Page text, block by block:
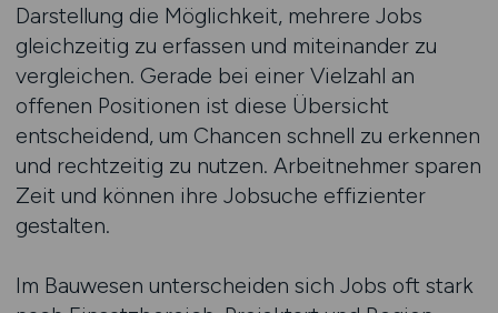
Darstellung die Möglichkeit, mehrere Jobs
gleichzeitig zu erfassen und miteinander zu
vergleichen. Gerade bei einer Vielzahl an
offenen Positionen ist diese Übersicht
entscheidend, um Chancen schnell zu erkennen
und rechtzeitig zu nutzen. Arbeitnehmer sparen
Zeit und können ihre Jobsuche effizienter
gestalten.
Im Bauwesen unterscheiden sich Jobs oft stark